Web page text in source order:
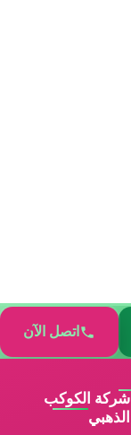
اتصل الآن
شركة الكوكب
الذهبي